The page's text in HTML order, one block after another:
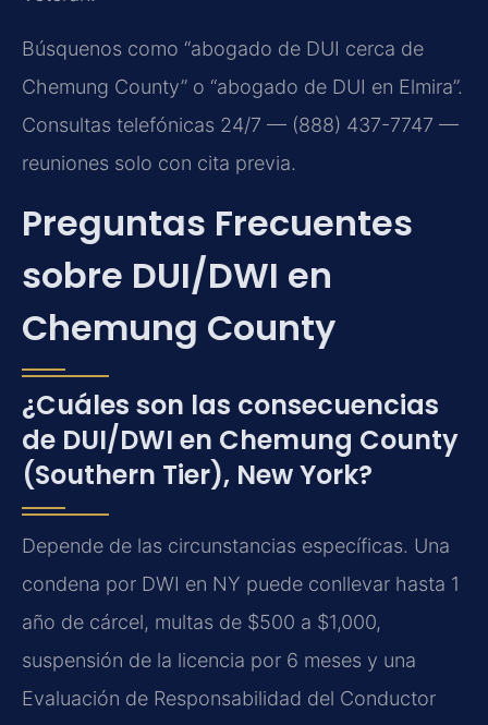
Búsquenos como “abogado de DUI cerca de
Chemung County” o “abogado de DUI en Elmira”.
Consultas telefónicas 24/7 — (888) 437-7747 —
reuniones solo con cita previa.
Preguntas Frecuentes
sobre DUI/DWI en
Chemung County
¿Cuáles son las consecuencias
de DUI/DWI en Chemung County
(Southern Tier), New York?
Depende de las circunstancias específicas. Una
condena por DWI en NY puede conllevar hasta 1
año de cárcel, multas de $500 a $1,000,
suspensión de la licencia por 6 meses y una
Evaluación de Responsabilidad del Conductor